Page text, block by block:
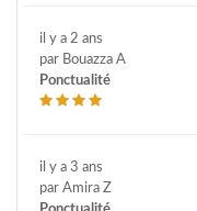
il y a 2 ans
par Bouazza A
Ponctualité
il y a 3 ans
par Amira Z